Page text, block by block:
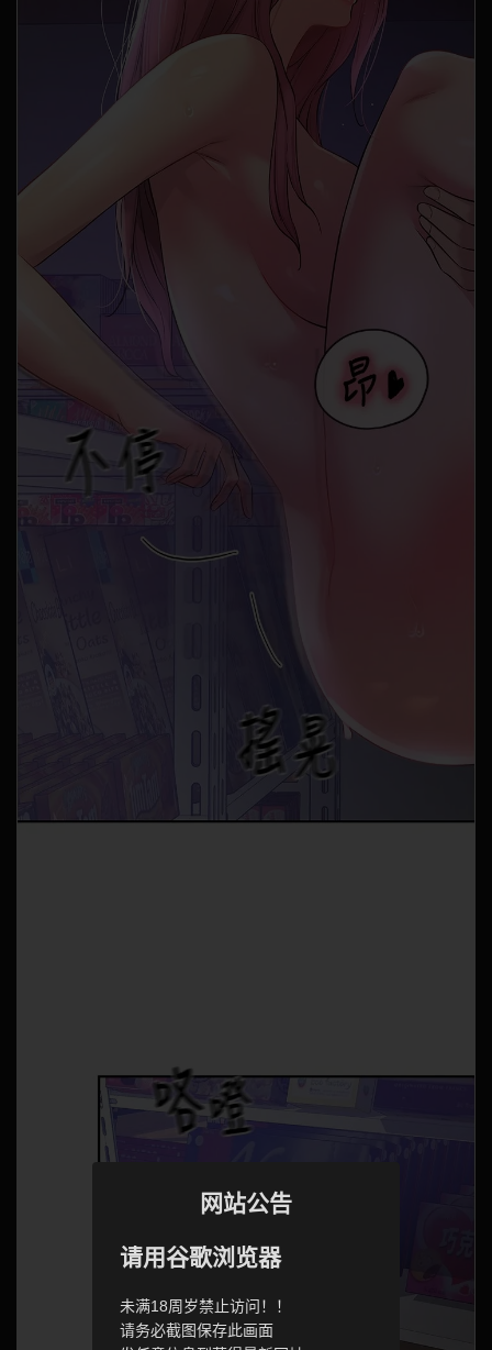
网站公告
请用谷歌浏览器
未满18周岁禁止访问！！
请务必截图保存此画面